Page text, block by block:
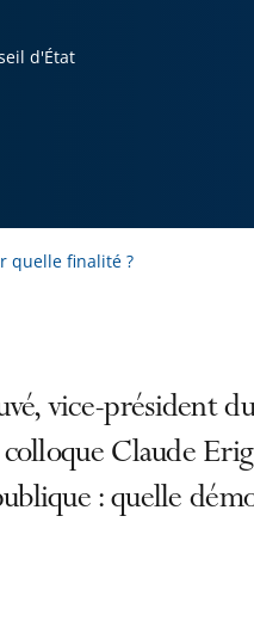
d'État
quelle finalité ?
vice-président du
Claude
: quelle